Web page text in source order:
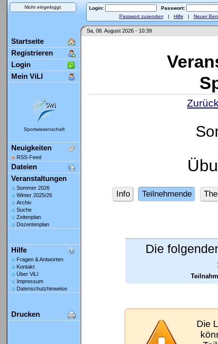
Nicht eingeloggt. Login:
Passwort:
Passwort zusenden | Hilfe | Neuer
Sa, 08. August 2026 - 10:39
Startseite
Registrieren
Login
Mein ViLI
Sportwissenschaft
Neuigkeiten
RSS-Feed
Dateien
Veranstaltungen
Sommer 2026
Winter 2025/26
Archiv
Suche
Zeitenplan
Dozentenplan
Hilfe
Fragen & Antworten
Kontakt
Über ViLI
Impressum
Datenschutzhinweise
Drucken
Info Teilnehmende
Die
Die